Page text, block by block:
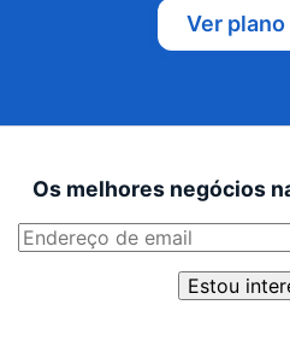
Ver plano
Os melhores negócios
Estou